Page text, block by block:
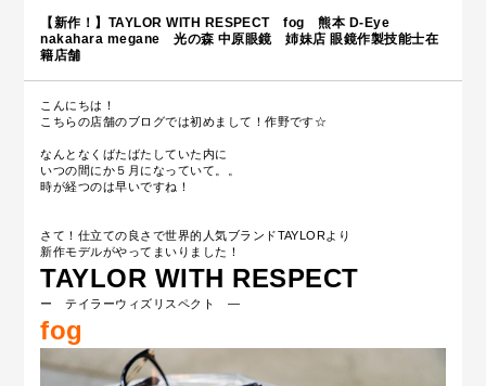
【新作！】TAYLOR WITH RESPECT fog 熊本 D-Eye
nakahara megane 光の森 中原眼鏡 姉妹店 眼鏡作製技能士在
籍店舗
こんにちは！
こちらの店舗のブログでは初めまして！作野です☆
なんとなくばたばたしていた内に
いつの間にか５月になっていて。。
時が経つのは早いですね！
さて！仕立ての良さで世界的人気ブランドTAYLORより
新作モデルがやってまいりました！
TAYLOR WITH RESPECT
ー テイラーウィズリスペクト ―
fog